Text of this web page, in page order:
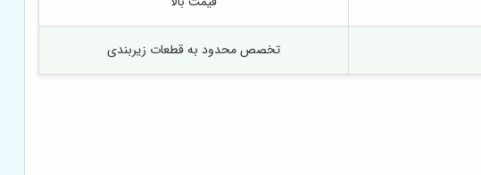
تخصص محدود به قطعات زیربندی